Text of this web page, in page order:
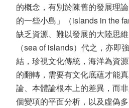
的概念，有別於陳舊的發展理
的一些小島」（islands in the
缺乏資源、難以發展的大陸思
（sea of islands）代之，亦即
結，珍視文化傳統，海洋為資
的翻轉，需要有文化底蘊才能
論、本體論根本上的差異，而
個變項的平面分析，以及虛偽多